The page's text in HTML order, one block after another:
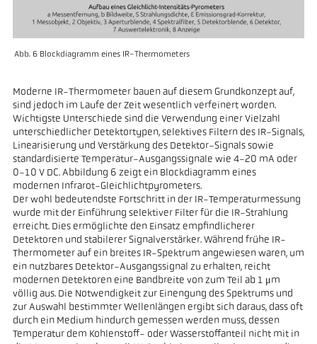
Abb. 6 Blockdiagramm eines IR-Thermometers
Moderne IR-Thermometer bauen auf diesem Grundkonzept auf,
sind jedoch im Laufe der Zeit wesentlich verfeinert worden.
Wichtigste Unterschiede sind die Verwendung einer Vielzahl
unterschiedlicher Detektortypen, selektives Filtern des IR-Signals,
Linearisierung und Verstärkung des Detektor-Signals sowie
standardisierte Temperatur-Ausgangssignale wie 4-20 mA oder
0-10 V DC. Abbildung 6 zeigt ein Blockdiagramm eines
modernen Infrarot-Gleichlichtpyrometers.
Der wohl bedeutendste Fortschritt in der IR-Temperaturmessung
wurde mit der Einführung selektiver Filter für die IR-Strahlung
erreicht. Dies ermöglichte den Einsatz empfindlicherer
Detektoren und stabilerer Signalverstärker. Während frühe IR-
Thermometer auf ein breites IR-Spektrum angewiesen waren, um
ein nutzbares Detektor-Ausgangssignal zu erhalten, reicht
modernen Detektoren eine Bandbreite von zum Teil ab 1 μm
völlig aus. Die Notwendigkeit zur Einengung des Spektrums und
zur Auswahl bestimmter Wellenlängen ergibt sich daraus, dass oft
durch ein Medium hindurch gemessen werden muss, dessen
Temperatur dem Kohlenstoff- oder Wasserstoffanteil nicht mit in